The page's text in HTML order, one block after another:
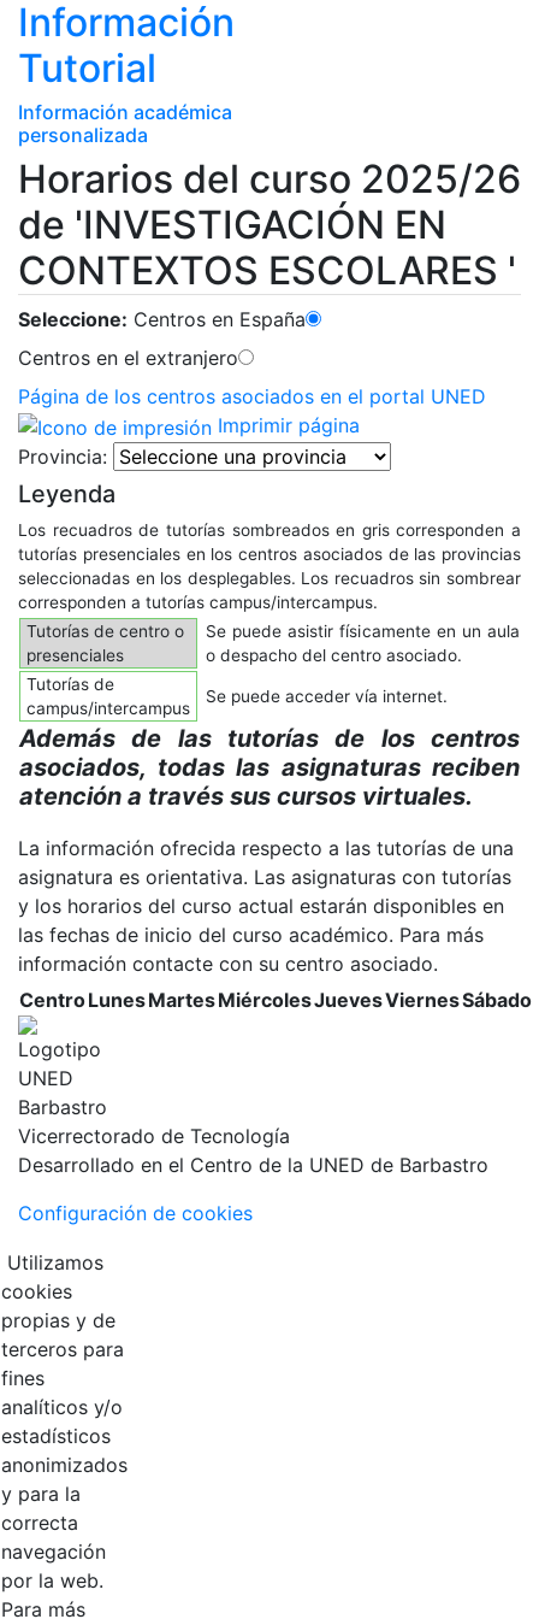
Información
Tutorial
Información académica
personalizada
Horarios del curso 2025/26
de 'INVESTIGACIÓN EN
CONTEXTOS ESCOLARES '
Seleccione: Centros en España
Centros en el extranjero
Página de los centros asociados en el portal UNED
Imprimir página
Provincia:
Leyenda
Los recuadros de tutorías sombreados en gris corresponden a
tutorías presenciales en los centros asociados de las provincias
seleccionadas en los desplegables. Los recuadros sin sombrear
corresponden a tutorías campus/intercampus.
Tutorías de centro o
presenciales
Se puede asistir físicamente en un aula
o despacho del centro asociado.
Tutorías de
campus/intercampus
Se puede acceder vía internet.
Además de las tutorías de los centros
asociados, todas las asignaturas reciben
atención a través sus cursos virtuales.
La información ofrecida respecto a las tutorías de una
asignatura es orientativa. Las asignaturas con tutorías
y los horarios del curso actual estarán disponibles en
las fechas de inicio del curso académico. Para más
información contacte con su centro asociado.
CentroLunesMartesMiércolesJuevesViernesSábado
Vicerrectorado de Tecnología
Desarrollado en el Centro de la UNED de Barbastro
Configuración de cookies
Utilizamos
cookies
propias y de
terceros para
fines
analíticos y/o
estadísticos
anonimizados
y para la
correcta
navegación
por la web.
Para más